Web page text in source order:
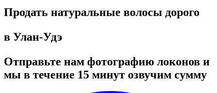
Продать натуральные волосы дорого
в Улан-Удэ
Отправьте нам фотографию локонов и
мы в течение 15 минут озвучим сумму